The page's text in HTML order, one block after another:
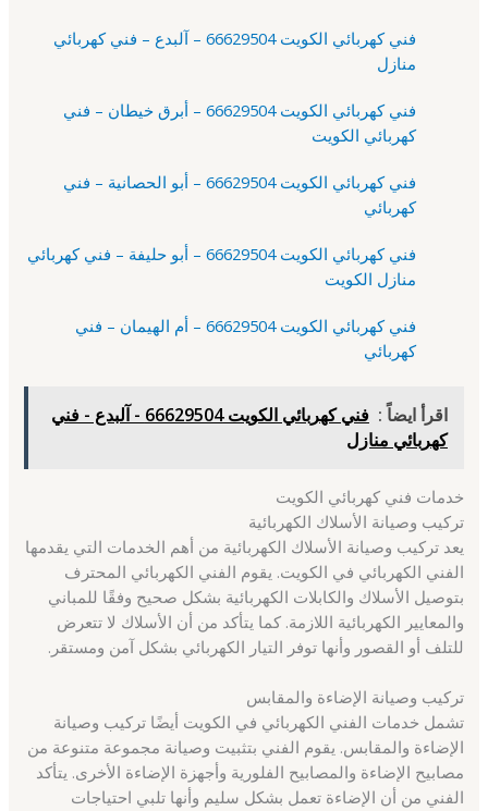
فني كهربائي الكويت 66629504 – آلبدع – فني كهربائي
منازل
فني كهربائي الكويت 66629504 – أبرق خيطان – فني
كهربائي الكويت
فني كهربائي الكويت 66629504 – أبو الحصانية – فني
كهربائي
فني كهربائي الكويت 66629504 – أبو حليفة – فني كهربائي
منازل الكويت
فني كهربائي الكويت 66629504 – أم الهيمان – فني
كهربائي
اقرأ ايضاً :
فني كهربائي الكويت 66629504 - آلبدع - فني
كهربائي منازل
خدمات فني كهربائي الكويت
تركيب وصيانة الأسلاك الكهربائية
يعد تركيب وصيانة الأسلاك الكهربائية من أهم الخدمات التي يقدمها
الفني الكهربائي في الكويت. يقوم الفني الكهربائي المحترف
بتوصيل الأسلاك والكابلات الكهربائية بشكل صحيح وفقًا للمباني
والمعايير الكهربائية اللازمة. كما يتأكد من أن الأسلاك لا تتعرض
للتلف أو القصور وأنها توفر التيار الكهربائي بشكل آمن ومستقر.
تركيب وصيانة الإضاءة والمقابس
تشمل خدمات الفني الكهربائي في الكويت أيضًا تركيب وصيانة
الإضاءة والمقابس. يقوم الفني بتثبيت وصيانة مجموعة متنوعة من
مصابيح الإضاءة والمصابيح الفلورية وأجهزة الإضاءة الأخرى. يتأكد
الفني من أن الإضاءة تعمل بشكل سليم وأنها تلبي احتياجات